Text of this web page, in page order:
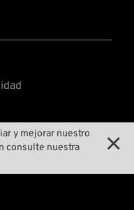
y mejorar nuestro
consulte nuestra
